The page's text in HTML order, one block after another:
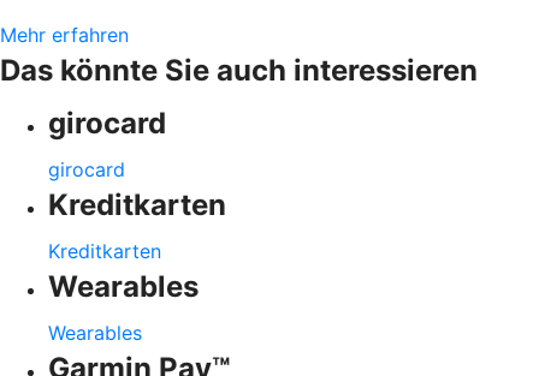
Mehr erfahren
Das könnte Sie auch interessieren
girocard
girocard
Kreditkarten
Kreditkarten
Wearables
Wearables
Garmin Pay™